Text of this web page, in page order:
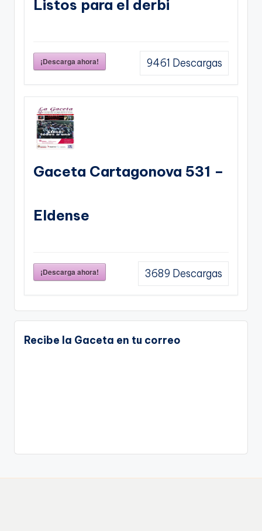
Listos para el derbi
¡Descarga ahora! 9461 Descargas
Gaceta Cartagonova 531 –
Eldense
¡Descarga ahora! 3689 Descargas
Recibe la Gaceta en tu correo